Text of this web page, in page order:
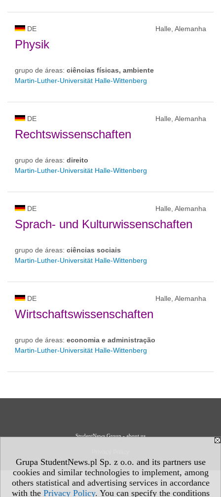
Grupa StudentNews.pl Sp. z o.o. and its partners use
cookies and similar technologies to implement, among
others statistical and advertising services in accordance
with the Privacy Policy. You can specify the conditions
DE Halle, Alemanha
Physik
grupo de áreas: ciências físicas, ambiente
Martin-Luther-Universität Halle-Wittenberg
DE Halle, Alemanha
Rechtswissenschaften
grupo de áreas: direito
Martin-Luther-Universität Halle-Wittenberg
DE Halle, Alemanha
Sprach- und Kulturwissenschaften
grupo de áreas: ciências sociais
Martin-Luther-Universität Halle-Wittenberg
DE Halle, Alemanha
Wirtschaftswissenschaften
grupo de áreas: economia e administração
Martin-Luther-Universität Halle-Wittenberg
StudentNews Group - about us